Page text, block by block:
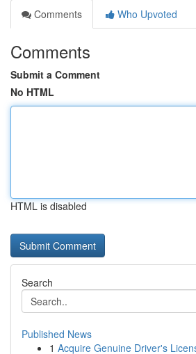
Comments
Who Upvoted
Comments
Submit a Comment
No HTML
HTML is disabled
Search
Published News
1 Acquire Genuine Driver's